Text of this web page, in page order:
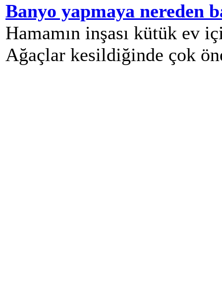
Banyo yapmaya nereden
Hamamın inşası kütük ev
Ağaçlar kesildiğinde çok